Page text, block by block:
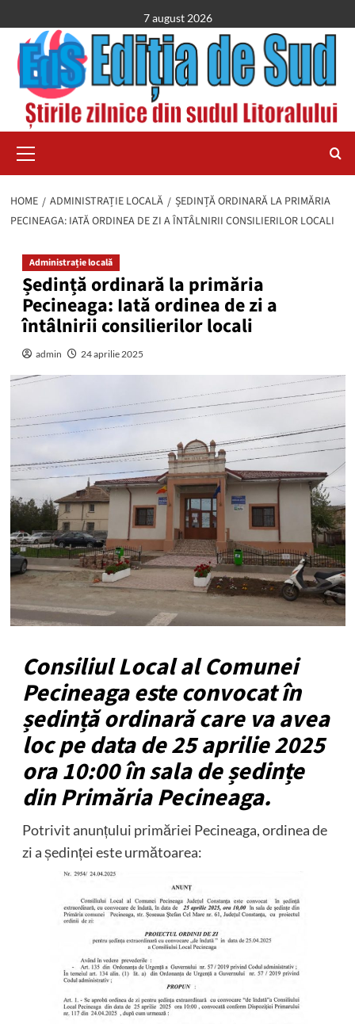
to
content
7 august 2026
Menu
HOME ADMINISTRAȚIE LOCALĂ
ȘEDINȚĂ ORDINARĂ LA PRIMĂRIA
PECINEAGA: IATĂ ORDINEA DE ZI A ÎNTÂLNIRII CONSILIERILOR LOCALI
Administrație locală
Ședință ordinară la primăria
Pecineaga: Iată ordinea de zi a
întâlnirii consilierilor locali
admin 24 aprilie 2025
Consiliul Local al Comunei
Pecineaga este convocat în
ședință ordinară care va avea
loc pe data de 25 aprilie 2025
ora 10:00 în sala de ședințe
din Primăria Pecineaga.
Potrivit anunțului primăriei Pecineaga, ordinea de
zi a ședinței este următoarea: